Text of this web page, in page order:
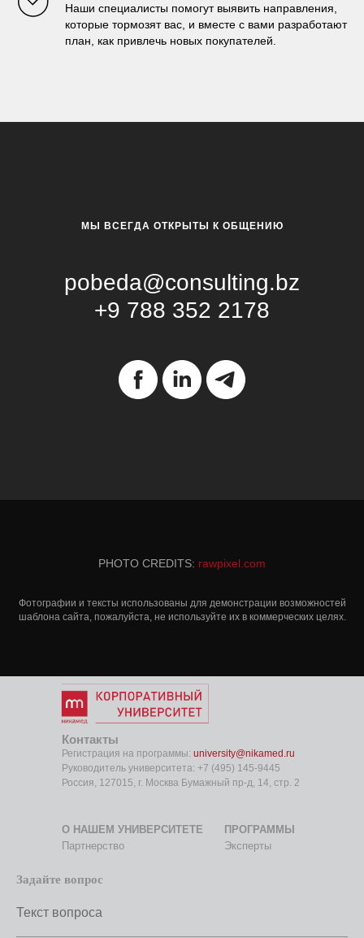
Наши специалисты помогут выявить направления,
которые тормозят вас, и вместе с вами разработают
план, как привлечь новых покупателей.
МЫ ВСЕГДА ОТКРЫТЫ К ОБЩЕНИЮ
pobeda@consulting.bz
+9 788 352 2178
PHOTO CREDITS: rawpixel.com
Фотографии и тексты использованы для демонстрации возможностей
шаблона сайта, пожалуйста, не используйте их в коммерческих целях.
Контакты
Регистрация на программы: university@nikamed.ru
Руководитель университета: +7 (495) 145-9445
Россия, 127015, г. Москва Бумажный пр-д, 14, стр. 2
О НАШЕМ УНИВЕРСИТЕТЕ
Партнерство
ПРОГРАММЫ
Эксперты
Задайте вопрос